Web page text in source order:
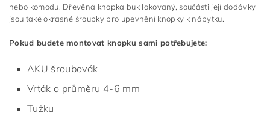
nebo komodu. Dřevěná knopka buk lakovaný, součásti její dodávky
jsou také okrasné šroubky pro upevnění knopky k nábytku.
Pokud budete montovat knopku sami potřebujete:
AKU šroubovák
Vrták o průměru 4-6 mm
Tužku